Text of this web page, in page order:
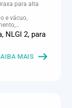
para alta
e vácuo,
Embalagens
e cosmética,
MRO e
Papel e
NLGI 2, para
MAIS